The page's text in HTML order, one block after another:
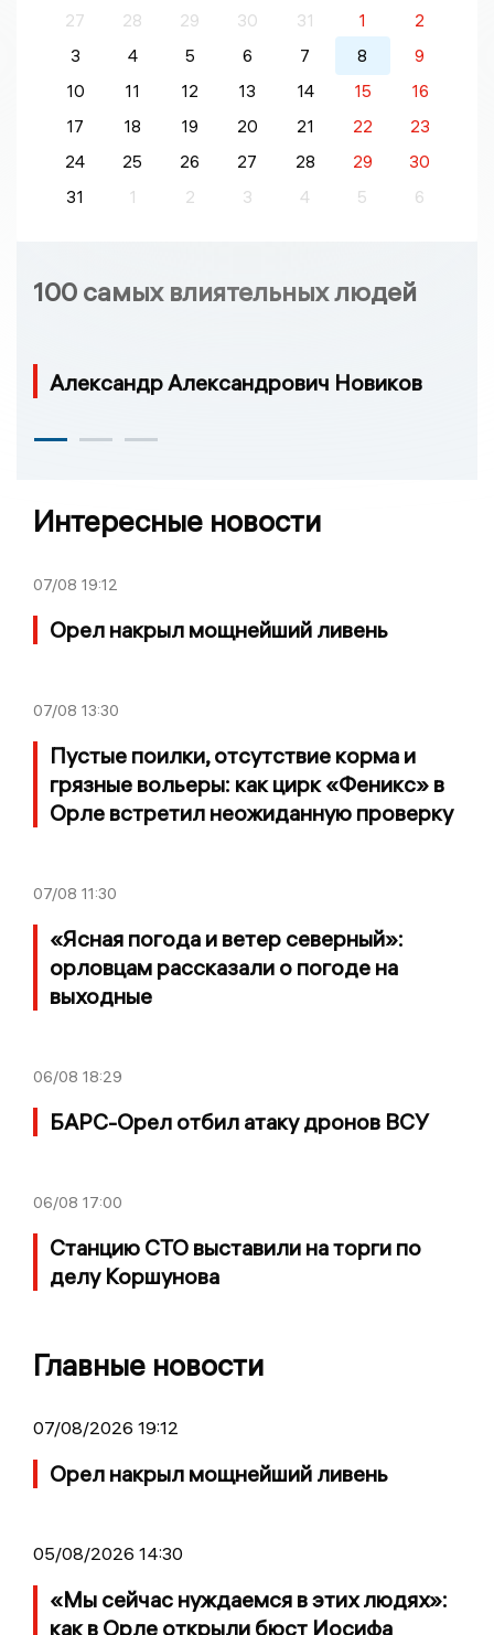
27
28 29 30 31 1
2
3
4 5 6 7 8
9
10
11 12 13 14 15
16
17
18 19 20 21 22
23
24
25 26 27 28 29
30
31
1 2 3 4 5 6
100 самых влиятельных людей
Александр Александрович Новиков
Интересные новости
07/08 19:12
Орел накрыл мощнейший ливень
07/08 13:30
Пустые поилки, отсутствие корма и
грязные вольеры: как цирк «Феникс» в
Орле встретил неожиданную проверку
07/08 11:30
«Ясная погода и ветер северный»:
орловцам рассказали о погоде на
выходные
06/08 18:29
БАРС-Орел отбил атаку дронов ВСУ
06/08 17:00
Станцию СТО выставили на торги по
делу Коршунова
Главные новости
07/08/2026 19:12
Орел накрыл мощнейший ливень
05/08/2026 14:30
«Мы сейчас нуждаемся в этих людях»:
как в Орле открыли бюст Иосифа